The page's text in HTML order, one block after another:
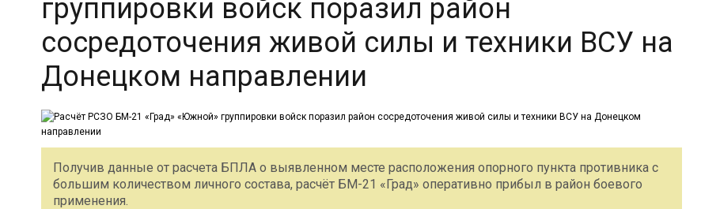
группировки войск поразил район
сосредоточения живой силы и техники ВСУ на
Донецком направлении
Получив данные от расчета БПЛА о выявленном месте расположения опорного пункта противника с
большим количеством личного состава, расчёт БМ-21 «Град» оперативно прибыл в район боевого
применения.